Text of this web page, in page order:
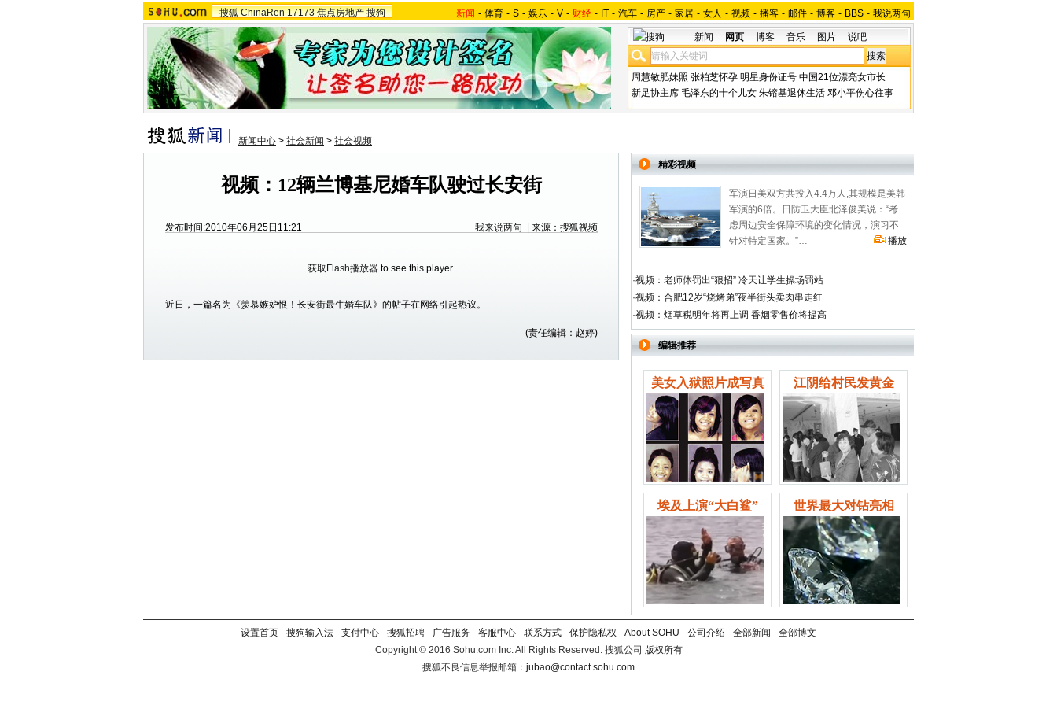
搜狐 ChinaRen 17173 焦点房地产 搜狗 新闻 - 体育 - S - 娱乐 - V - 财经 - IT - 汽车 - 房产 - 家居 - 女人 - 视频 - 播客 - 邮件 - 博客 - BBS - 我说两句
新闻 网页 博客 音乐 图片 说吧
周慧敏肥妹照 张柏芝怀孕 明星身份证号 中国21位漂亮女市长
新足协主席 毛泽东的十个儿女 朱镕基退休生活 邓小平伤心往事
新闻中心 > 社会新闻 > 社会视频
视频：12辆兰博基尼婚车队驶过长安街
发布时间:2010年06月25日11:21 我来说两句 | 来源：搜狐视频
获取Flash播放器 to see this player.
近日，一篇名为《羡慕嫉妒恨！长安街最牛婚车队》的帖子在网络引起热议。
(责任编辑：赵婷)
精彩视频
军演日美双方共投入4.4万人,其规模是美韩
军演的6倍。日防卫大臣北泽俊美说：“考
虑周边安全保障环境的变化情况，演习不
针对特定国家。”…
播放
·视频：老师体罚出“狠招” 冷天让学生操场罚站
·视频：合肥12岁“烧烤弟”夜半街头卖肉串走红
·视频：烟草税明年将再上调 香烟零售价将提高
编辑推荐
美女入狱照片成写真 江阴给村民发黄金
埃及上演“大白鲨” 世界最大对钻亮相
设置首页 - 搜狗输入法 - 支付中心 - 搜狐招聘 - 广告服务 - 客服中心 - 联系方式 - 保护隐私权 - About SOHU - 公司介绍 - 全部新闻 - 全部博文
Copyright©2016 Sohu.com Inc. All Rights Reserved. 搜狐公司 版权所有
搜狐不良信息举报邮箱： jubao@contact.sohu.com